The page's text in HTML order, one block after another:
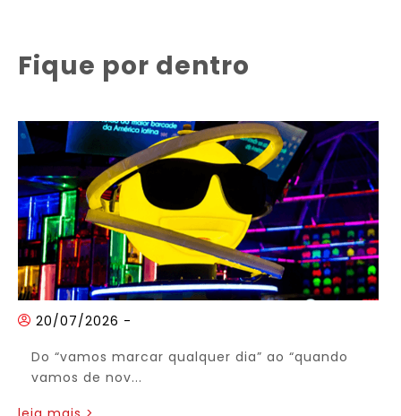
Fique por dentro
20/07/2026 -
Do “vamos marcar qualquer dia” ao “quando
vamos de nov...